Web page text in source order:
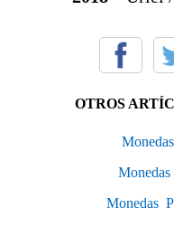
OTROS
Monedas
Monedas 